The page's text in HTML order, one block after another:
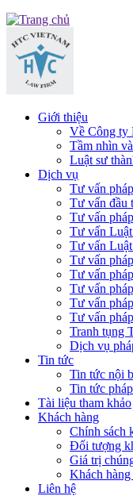
Giới thiệu
Về Công ty
Tầm nhìn
Luật sư
Dịch vụ
Tư vấn
Tư vấn đầu
Tư vấn
Tư vấn
Tư vấn
Tư vấn
Tư vấn
Tư vấn
Tư vấn
Tư vấn
Tranh tụng
Dịch vụ
Tin tức
Tin tức nội
Tin tức
Tài liệu tham khảo
Khách hàng
Chính sách
Đối tượng
Giá trị
Khách hàng
Liên hệ